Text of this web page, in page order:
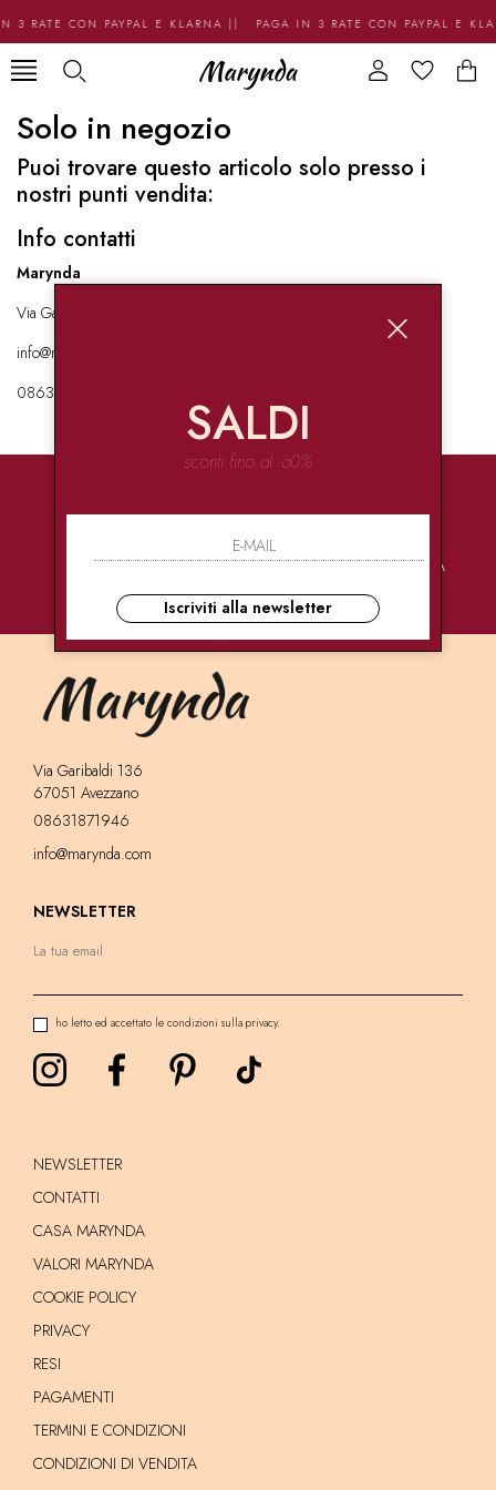
3 RATE CON PAYPAL E KLARNA || PAGA IN 3 RATE CON PAYPAL E
Solo in negozio
Puoi trovare questo articolo solo presso i
nostri punti vendita:
Info contatti
Marynda
Via Garibaldi 136 67051 Avezzano
info@marynda.com
08631871946
PAGAMENTI
CONSEGNE
ULTRA RAPIDE
ASSISTENZA
Via Garibaldi 136
67051 Avezzano
08631871946
info@marynda.com
NEWSLETTER
ho letto ed accettato le condizioni sulla privacy.
NEWSLETTER
CONTATTI
CASA MARYNDA
VALORI MARYNDA
COOKIE POLICY
PRIVACY
RESI
PAGAMENTI
TERMINI E CONDIZIONI
CONDIZIONI DI VENDITA
SALDI
sconti fino al -60%
Iscriviti alla newsletter